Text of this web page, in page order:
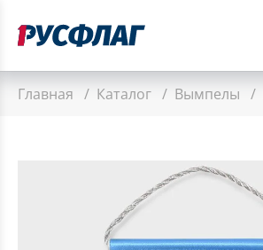
Главная / Каталог / Вымпелы /